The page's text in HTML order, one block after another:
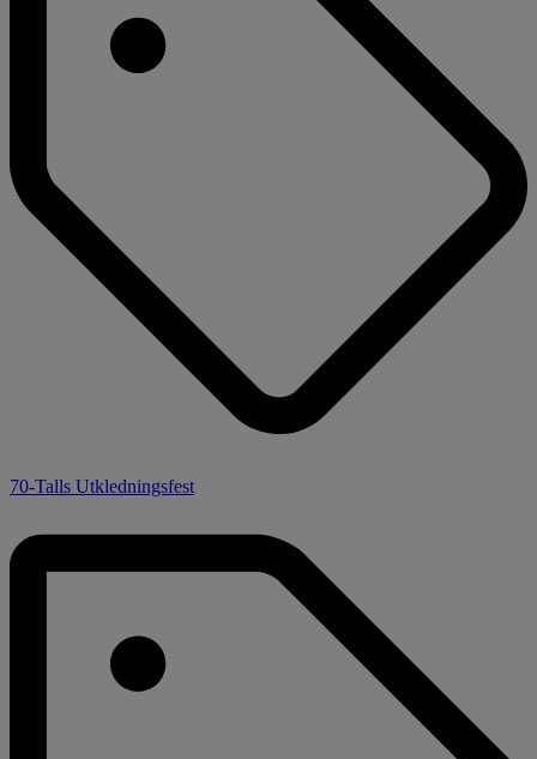
70-Talls Utkledningsfest